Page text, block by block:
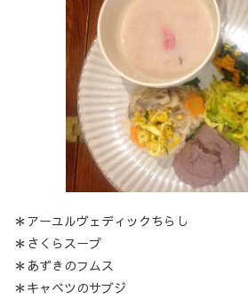
＊アーユルヴェディックちらし
＊さくらスープ
＊あずきのフムス
＊キャベツのサブジ